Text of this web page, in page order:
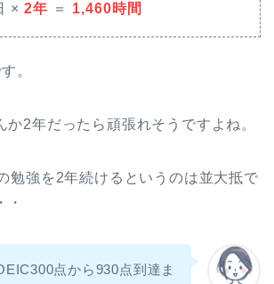
× 2年 ＝ 1,460時間
。
か2年だったら頑張れそうですよね。
勉強を2年続けるというのは並大抵で
・
点から930点到達ま